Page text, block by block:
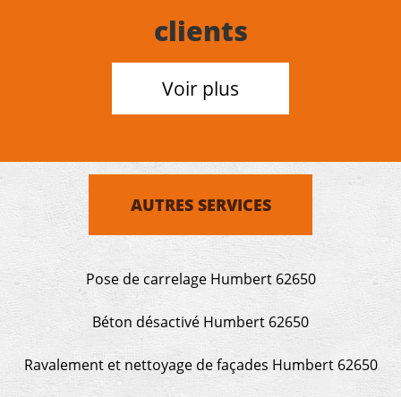
clients
Voir plus
AUTRES SERVICES
Pose de carrelage Humbert 62650
Béton désactivé Humbert 62650
Ravalement et nettoyage de façades Humbert 62650